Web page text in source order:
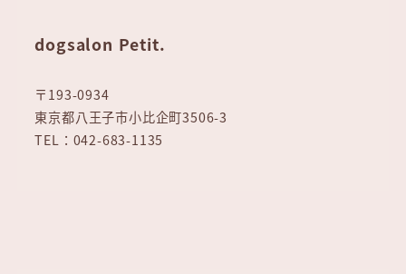
dogsalon Petit.
〒193-0934
東京都八王子市小比企町3506-3
TEL：042-683-1135